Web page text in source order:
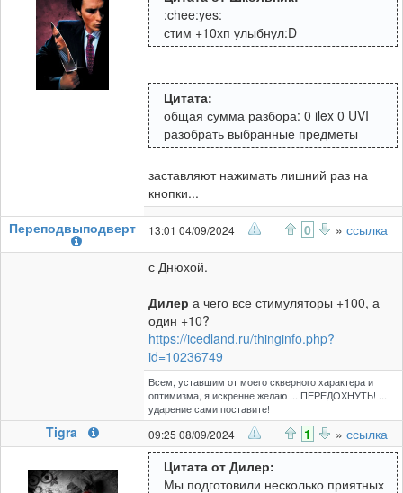
:chee:yes:
стим +10хп улыбнул:D
Цитата:
общая сумма разбора: 0 ilex 0 UVI
разобрать выбранные предметы
заставляют нажимать лишний раз на
кнопки...
Переподвыподверт
13:01 04/09/2024 0 » ссылка
с Днюхой.
Дилер а чего все стимуляторы +100, а
один +10?
https://icedland.ru/thinginfo.php?
id=10236749
Всем, уставшим от моего скверного характера и
оптимизма, я искренне желаю ... ПЕРЕДОХНУТЬ! ...
ударение сами поставите!
Tigra 09:25 08/09/2024 1 » ссылка
Цитата от Дилер:
Мы подготовили несколько приятных